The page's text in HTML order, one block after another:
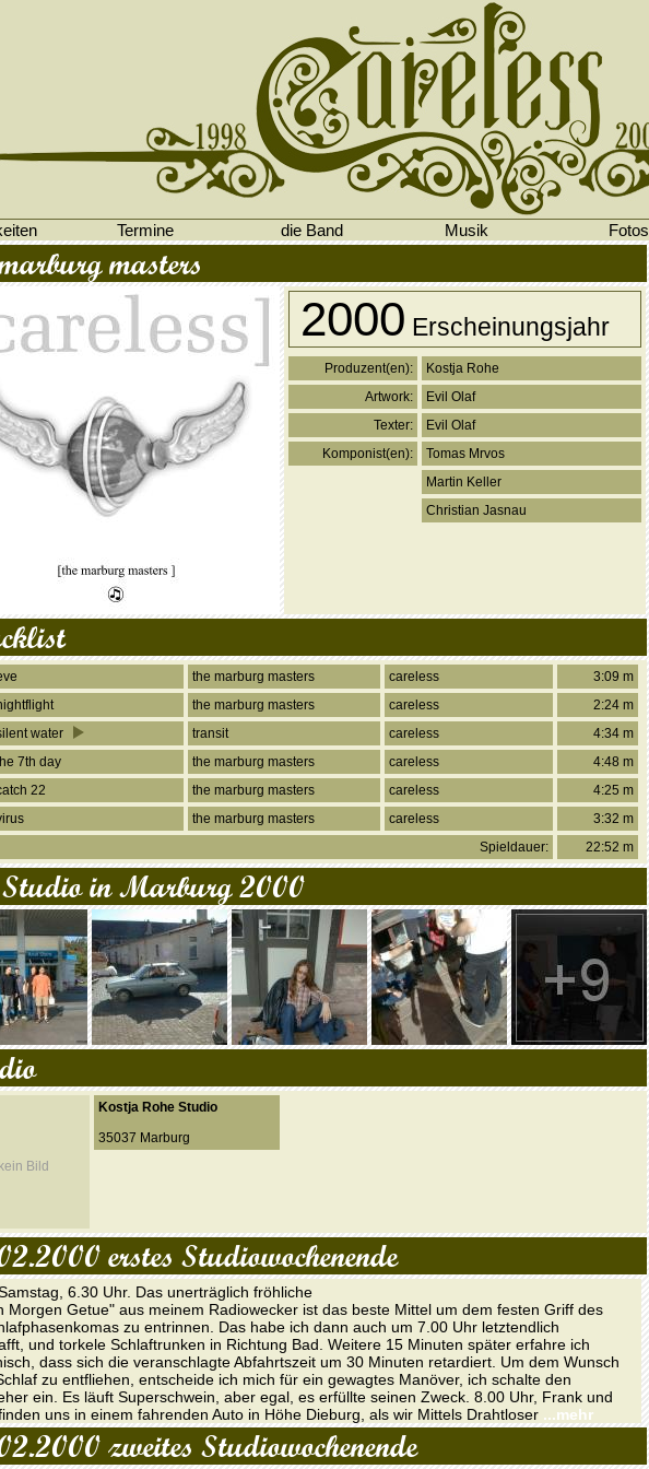
Termine die Band Musik Fotos
masters
2000 Erscheinungsjahr
Produzent(en):
Kostja Rohe
Artwork:
Evil Olaf
Texter:
Evil Olaf
Komponist(en):
Tomas Mrvos
Martin Keller
Christian Jasnau
the marburg masters careless
3:09 m
the marburg masters careless
2:24 m
water transit careless
4:34 m
7th day the marburg masters careless
4:48 m
22 the marburg masters careless
4:25 m
the marburg masters careless
3:32 m
Spieldauer:
22:52 m
in Marburg 2000
kein Bild
Kostja Rohe Studio
35037 Marburg
erstes Studiowochenende
6.30 Uhr. Das unerträglich fröhliche
Morgen Getue" aus meinem Radiowecker ist das beste Mittel um dem festen Griff des
zu entrinnen. Das habe ich dann auch um 7.00 Uhr letztendlich
und torkele Schlaftrunken in Richtung Bad. Weitere 15 Minuten später erfahre ich
dass sich die veranschlagte Abfahrtszeit um 30 Minuten retardiert. Um dem Wunsch
zu entfliehen, entscheide ich mich für ein gewagtes Manöver, ich schalte den
ein. Es läuft Superschwein, aber egal, es erfüllte seinen Zweck. 8.00 Uhr, Frank und
uns in einem fahrenden Auto in Höhe Dieburg, als wir Mittels Drahtloser ...mehr
zweites Studiowochenende